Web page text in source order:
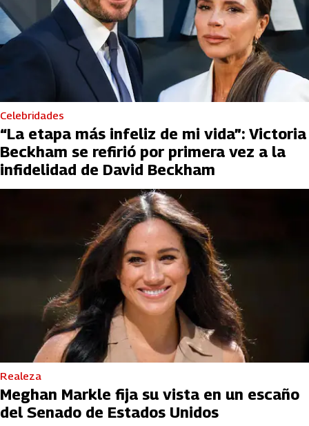
Celebridades
“La etapa más infeliz de mi vida”: Victoria
Beckham se refirió por primera vez a la
infidelidad de David Beckham
Realeza
Meghan Markle fija su vista en un escaño
del Senado de Estados Unidos